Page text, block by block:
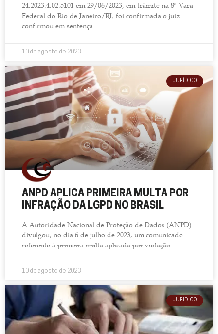
24.2023.4.02.5101 em 29/06/2023, em trâmite na 8ª Vara
Federal do Rio de Janeiro/RJ, foi confirmada o juiz
confirmou em sentença
10 de agosto de 2023
JURÍDICO
ANPD APLICA PRIMEIRA MULTA POR
INFRAÇÃO DA LGPD NO BRASIL
A Autoridade Nacional de Proteção de Dados (ANPD)
divulgou, no dia 6 de julho de 2023, um comunicado
referente à primeira multa aplicada por violação
10 de agosto de 2023
JURÍDICO